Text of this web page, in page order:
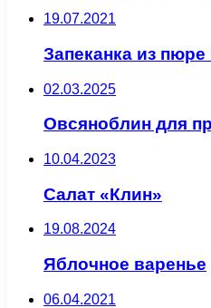
19.07.2021
Запеканка из
02.03.2025
Овсяноблин для
10.04.2023
Салат «Клин»
19.08.2024
Яблочное варенье
06.04.2021